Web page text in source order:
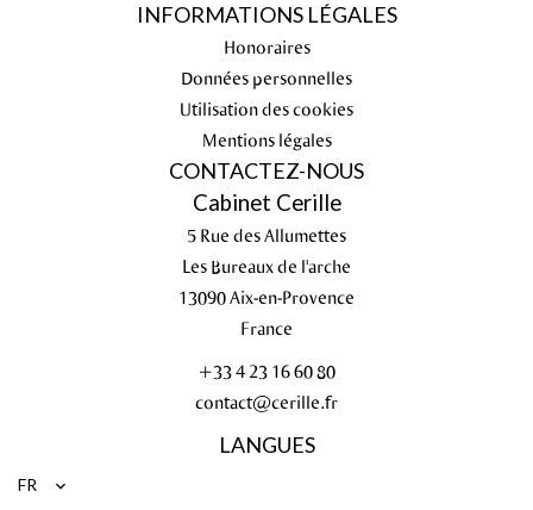
INFORMATIONS LÉGALES
Honoraires
Données personnelles
Utilisation des cookies
Mentions légales
CONTACTEZ-NOUS
Cabinet Cerille
5 Rue des Allumettes
Les Bureaux de l'arche
13090Aix-en-Provence
France
+33 4 23 16 60 80
contact@cerille.fr
LANGUES
FR